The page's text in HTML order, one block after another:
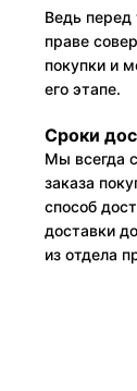
Ведь перед
праве
покупки и
его этапе.
Сроки
Мы всегда
заказа
способ
доставки
из отдела